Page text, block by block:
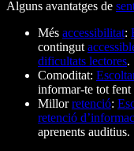
Alguns avantatges de
Més accessibilitat:
contingut
dificultats lectores.
Comoditat:
informar-te tot fent
Millorretenció:
retenció
aprenents auditius.